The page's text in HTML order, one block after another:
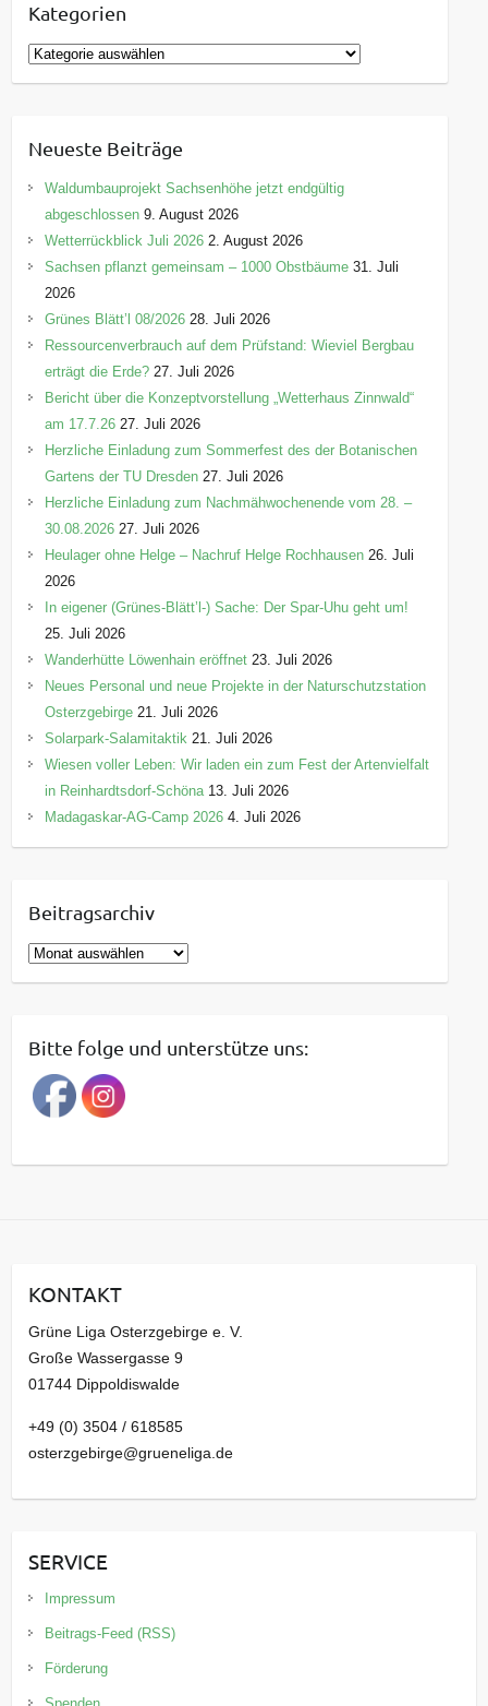
Kategorien
K
a
g
o
i
e
Neueste Beiträge
Waldumbauprojekt Sachsenhöhe jetzt endgültig
abgeschlossen 9. August 2026
Wetterrückblick Juli 2026 2. August 2026
Sachsen pflanzt gemeinsam – 1000 Obstbäume 31. Juli
2026
Grünes Blätt’l 08/2026 28. Juli 2026
Ressourcenverbrauch auf dem Prüfstand: Wieviel Bergbau
erträgt die Erde? 27. Juli 2026
Bericht über die Konzeptvorstellung „Wetterhaus Zinnwald“
am 17.7.26 27. Juli 2026
Herzliche Einladung zum Sommerfest des der Botanischen
Gartens der TU Dresden 27. Juli 2026
Herzliche Einladung zum Nachmähwochenende vom 28. –
30.08.2026 27. Juli 2026
Heulager ohne Helge – Nachruf Helge Rochhausen 26. Juli
2026
In eigener (Grünes-Blätt’l-) Sache: Der Spar-Uhu geht um!
25. Juli 2026
Wanderhütte Löwenhain eröffnet 23. Juli 2026
Neues Personal und neue Projekte in der Naturschutzstation
Osterzgebirge 21. Juli 2026
Solarpark-Salamitaktik 21. Juli 2026
Wiesen voller Leben: Wir laden ein zum Fest der Artenvielfalt
in Reinhardtsdorf-Schöna 13. Juli 2026
Madagaskar-AG-Camp 2026 4. Juli 2026
Beitragsarchiv
B
e
r
a
g
a
v
Bitte folge und unterstütze uns:
KONTAKT
Grüne Liga Osterzgebirge e. V.
Große Wassergasse 9
01744 Dippoldiswalde
+49 (0) 3504 / 618585
osterzgebirge@grueneliga.de
SERVICE
Impressum
Beitrags-Feed (RSS)
Förderung